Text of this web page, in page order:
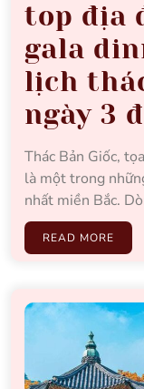
top địa
gala
lịch
ngày 3
Thác Bản Giốc,
là một trong
nhất miền Bắc.
READ MORE